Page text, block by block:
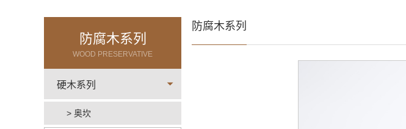
防腐木系列
WOOD PRESERVATIVE
硬木系列
> 奥坎
防腐木系列